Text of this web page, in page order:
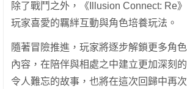
除了戰鬥之外，《Illusion Connect: Re
玩家喜愛的羈絆互動與角色培養玩法。
隨著冒險推進，玩家將逐步解鎖更多角
內容，在陪伴與相處之中建立更加深刻
令人難忘的故事，也將在這次回歸中再次